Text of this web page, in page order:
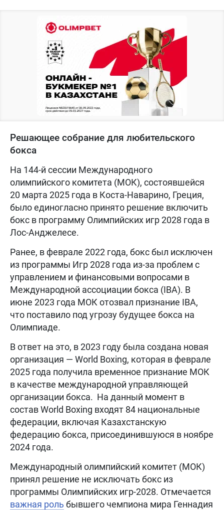
Решающее собрание для любительского
бокса
На 144-й сессии Международного
олимпийского комитета (МОК), состоявшейся
20 марта 2025 года в Коста-Наварино, Греция,
было единогласно принято решение включить
бокс в программу Олимпийских игр 2028 года в
Лос-Анджелесе.
Ранее, в феврале 2022 года, бокс был исключен
из программы Игр 2028 года из-за проблем с
управлением и финансовыми вопросами в
Международной ассоциации бокса (IBA). В
июне 2023 года МОК отозвал признание IBA,
что поставило под угрозу будущее бокса на
Олимпиаде.
В ответ на это, в 2023 году была создана новая
организация — World Boxing, которая в феврале
2025 года получила временное признание МОК
в качестве международной управляющей
организации бокса. На данный момент в
состав World Boxing входят 84 национальные
федерации, включая Казахстанскую
федерацию бокса, присоединившуюся в ноябре
2024 года.
Международный олимпийский комитет (МОК)
принял решение не исключать бокс из
программы Олимпийских игр-2028. Отмечается
важная роль бывшего чемпиона мира Геннадия